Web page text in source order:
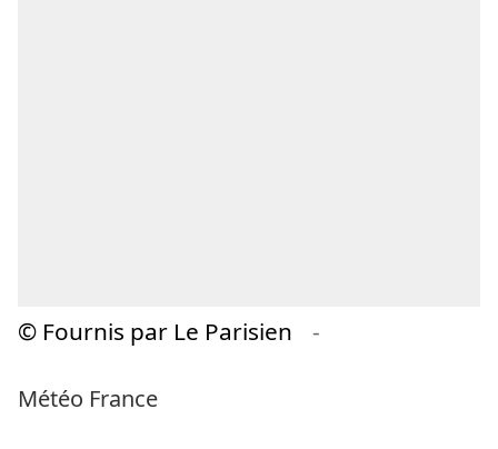
© Fournis par Le Parisien -
Météo France